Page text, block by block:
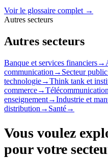
Voir le glossaire complet →
Autres secteurs
Autres secteurs
Banque et services financiers→
communication → Secteur
technologie→Think tank et
commerce→
enseignement→Industrie et
distribution → Santé→
Vous voulez
pour votre